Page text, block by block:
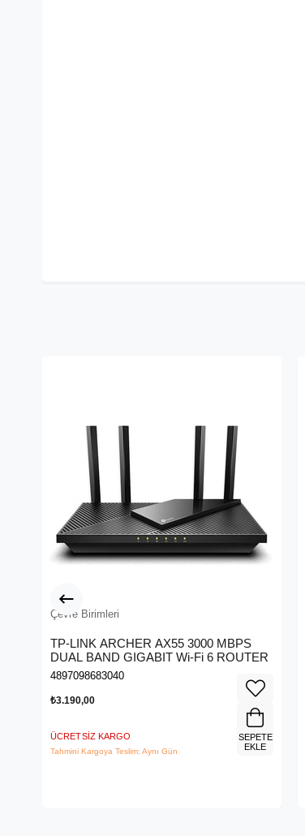
Çevre Birimleri
TP-LINK ARCHER AX55 3000 MBPS
DUAL BAND GIGABIT Wi-Fi 6 ROUTER
4897098683040
₺3.190,00
ÜCRETSIZ KARGO
Tahmini Kargoya Teslim: Aynı Gün
SEPETE
EKLE